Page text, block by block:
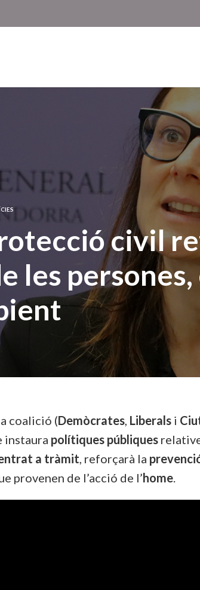
civil
les persones,
coalició (Demòcrates, Liberals i
instaura polítiques públiques
a tràmit, reforçarà la
provenen de l’acció de l’home.